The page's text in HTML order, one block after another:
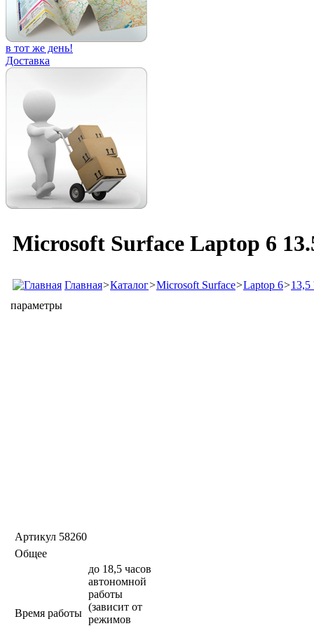
в тот же день!
Доставка
Microsoft Surface Laptop 6
Главная>Каталог>Microsoft Surface>Laptop 6>13,5
параметры
Артикул 58260
Общее
Время работы
до 18,5 часов
автономной
работы
(зависит от
режимов